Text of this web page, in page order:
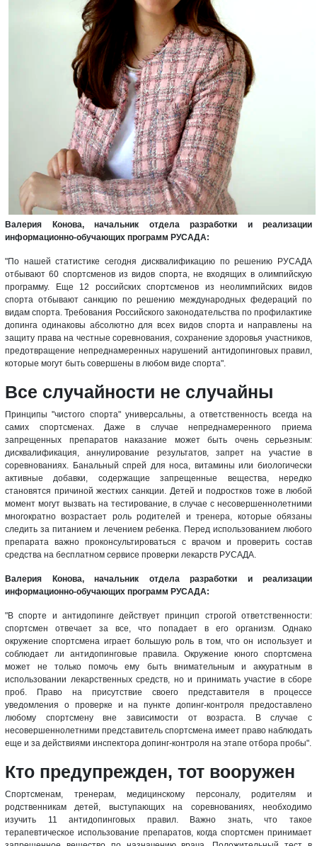
Валерия Конова, начальник отдела разработки и реализации
информационно-обучающих программ РУСАДА:
"По нашей статистике сегодня дисквалификацию по решению РУСАДА
отбывают 60 спортсменов из видов спорта, не входящих в олимпийскую
программу. Еще 12 российских спортсменов из неолимпийских видов
спорта отбывают санкцию по решению международных федераций по
видам спорта. Требования Российского законодательства по профилактике
допинга одинаковы абсолютно для всех видов спорта и направлены на
защиту права на честные соревнования, сохранение здоровья участников,
предотвращение непреднамеренных нарушений антидопинговых правил,
которые могут быть совершены в любом виде спорта".
Все случайности не случайны
Принципы "чистого спорта" универсальны, а ответственность всегда на
самих спортсменах. Даже в случае непреднамеренного приема
запрещенных препаратов наказание может быть очень серьезным:
дисквалификация, аннулирование результатов, запрет на участие в
соревнованиях. Банальный спрей для носа, витамины или биологически
активные добавки, содержащие запрещенные вещества, нередко
становятся причиной жестких санкции. Детей и подростков тоже в любой
момент могут вызвать на тестирование, в случае с несовершеннолетними
многократно возрастает роль родителей и тренера, которые обязаны
следить за питанием и лечением ребенка. Перед использованием любого
препарата важно проконсультироваться с врачом и проверить состав
средства на бесплатном сервисе проверки лекарств РУСАДА.
Валерия Конова, начальник отдела разработки и реализации
информационно-обучающих программ РУСАДА:
"В спорте и антидопинге действует принцип строгой ответственности:
спортсмен отвечает за все, что попадает в его организм. Однако
окружение спортсмена играет большую роль в том, что он использует и
соблюдает ли антидопинговые правила. Окружение юного спортсмена
может не только помочь ему быть внимательным и аккуратным в
использовании лекарственных средств, но и принимать участие в сборе
проб. Право на присутствие своего представителя в процессе
уведомления о проверке и на пункте допинг-контроля предоставлено
любому спортсмену вне зависимости от возраста. В случае с
несовершеннолетними представитель спортсмена имеет право наблюдать
еще и за действиями инспектора допинг-контроля на этапе отбора пробы".
Кто предупрежден, тот вооружен
Спортсменам, тренерам, медицинскому персоналу, родителям и
родственникам детей, выступающих на соревнованиях, необходимо
изучить 11 антидопинговых правил. Важно знать, что такое
терапевтическое использование препаратов, когда спортсмен принимает